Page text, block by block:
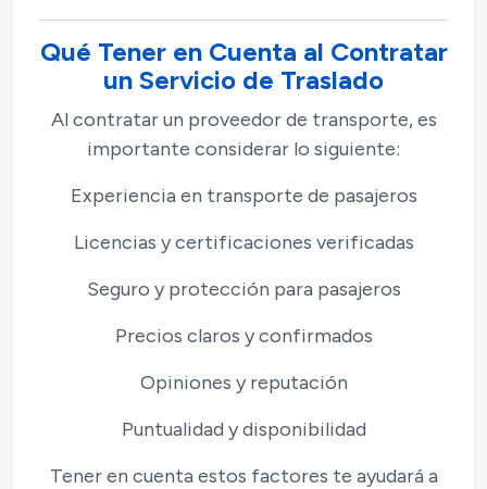
Qué Tener en Cuenta al Contratar
un Servicio de Traslado
Al contratar un proveedor de transporte, es
importante considerar lo siguiente:
Experiencia en transporte de pasajeros
Licencias y certificaciones verificadas
Seguro y protección para pasajeros
Precios claros y confirmados
Opiniones y reputación
Puntualidad y disponibilidad
Tener en cuenta estos factores te ayudará a